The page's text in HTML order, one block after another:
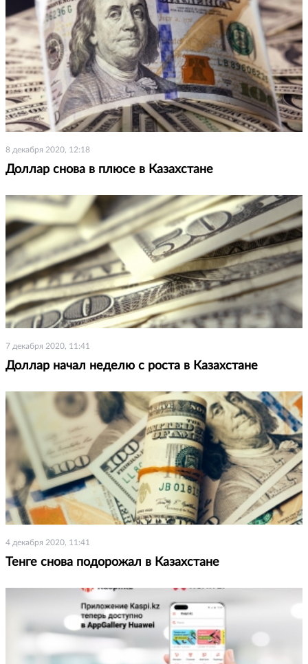
8 декабря 2020, 12:18
Доллар снова в плюсе в Казахстане
7 декабря 2020, 11:41
Доллар начал неделю с роста в Казахстане
4 декабря 2020, 11:41
Тенге снова подорожал в Казахстане